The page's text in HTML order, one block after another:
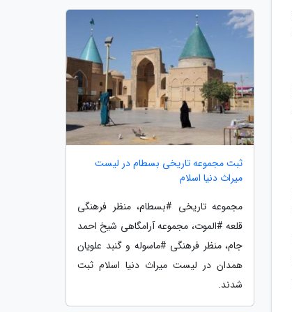
ثبت مجموعه تاریخی بسطام در لیست
میراث دنیا اسلام
مجموعه تاریخی #بسطام، منظر فرهنگی
قلعه #الموت، مجموعه آرامگاهی شیخ احمد
جام، منظر فرهنگی #ماسوله و گنبد علویان
همدان در لیست میراث دنیا اسلام ثبت
شدند.